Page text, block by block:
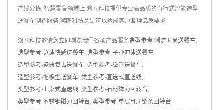
产线分拣, 智慧零售领域上,鴻匠科技提供专业高品质的直行式智能造型
送餐车制造服务,鴻匠科技总是可以达成客户各种品质要求
鴻匠科技邀请您立即浏览我们各项产品服务造型参考-潮流时尚送餐车
造型参考-急速快感送餐车 造型参考-子弹冲速送餐车
造型参考-经典复古送餐车 造型参考-磁浮送餐车
造型参考-拖板型送餐车 类型参考-直送式直送线
类型参考-上桌式直送线 类型参考-石材磁力回转台
类型参考-不锈钢磁力回转台 类型参考-单层月牙链条回转台